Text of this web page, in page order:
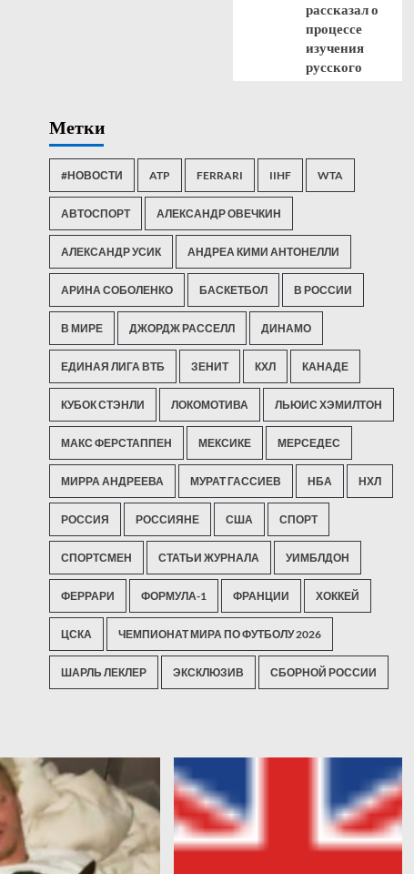
рассказал о
процессе
изучения
русского
Метки
#НОВОСТИ ATP FERRARI IIHF WTA
АВТОСПОРТ АЛЕКСАНДР ОВЕЧКИН
АЛЕКСАНДР УСИК АНДРЕА КИМИ АНТОНЕЛЛИ
АРИНА СОБОЛЕНКО БАСКЕТБОЛ В РОССИИ
В МИРЕ ДЖОРДЖ РАССЕЛЛ ДИНАМО
ЕДИНАЯ ЛИГА ВТБ ЗЕНИТ КХЛ КАНАДЕ
КУБОК СТЭНЛИ ЛОКОМОТИВА ЛЬЮИС ХЭМИЛТОН
МАКС ФЕРСТАППЕН МЕКСИКЕ МЕРСЕДЕС
МИРРА АНДРЕЕВА МУРАТ ГАССИЕВ НБА НХЛ
РОССИЯ РОССИЯНЕ США СПОРТ
СПОРТСМЕН СТАТЬИ ЖУРНАЛА УИМБЛДОН
ФЕРРАРИ ФОРМУЛА-1 ФРАНЦИИ ХОККЕЙ
ЦСКА ЧЕМПИОНАТ МИРА ПО ФУТБОЛУ 2026
ШАРЛЬ ЛЕКЛЕР ЭКСКЛЮЗИВ СБОРНОЙ РОССИИ